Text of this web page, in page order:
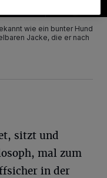
wie ein bunter Hund
Jacke, die er nach
sitzt und
mal zum
in der